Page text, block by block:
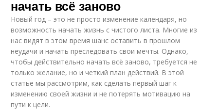
начать всё заново
Новый год – это не просто изменение календаря, но
возможность начать жизнь с чистого листа. Многие из
нас видят в этом время шанс оставить в прошлом
неудачи и начать преследовать свои мечты. Однако,
чтобы действительно начать всё заново, требуется не
только желание, но и четкий план действий. В этой
статье мы рассмотрим, как сделать первый шаг к
изменению своей жизни и не потерять мотивацию на
пути к цели.